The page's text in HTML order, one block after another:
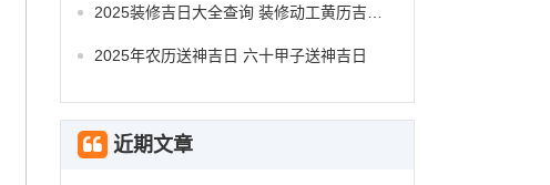
2025年农历送神吉日 六十甲子送神吉日
近期文章